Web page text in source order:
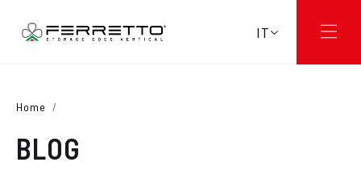
IT
Home /
BLOG